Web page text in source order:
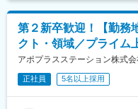
変更の範囲：会社の定
の最新情報を収集し、
て医療者と議論を行い
薬剤の使い方の検討や
す。これにより、治療
値の最大化を実現させ
からのリクエストに基
月給(月額)は固定手当
第２新卒歓迎！【勤
クト・領域／プライム
アポプラスステーション株式会
正社員 5名以上採用